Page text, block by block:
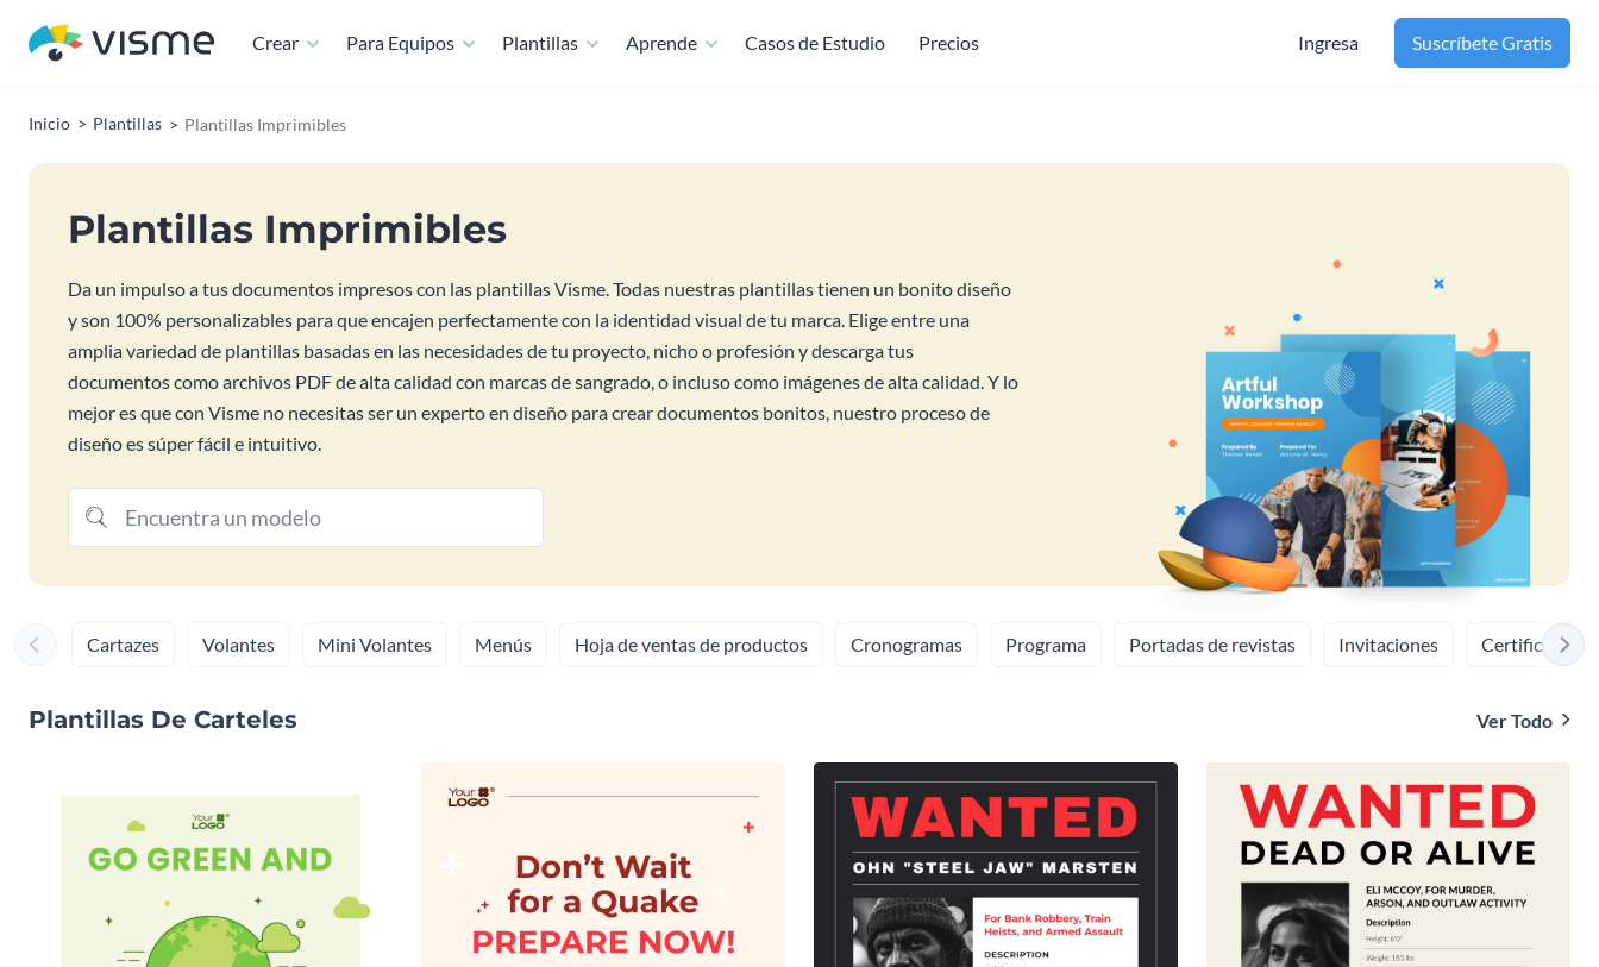
Crear Para Equipos Plantillas Aprende Casos de Estudio Precios Ingresa Suscríbete Gratis
Inicio Plantillas Plantillas Imprimibles
Plantillas Imprimibles
Da un impulso a tus documentos impresos con las plantillas Visme. Todas nuestras plantillas tienen un bonito diseño
y son 100% personalizables para que encajen perfectamente con la identidad visual de tu marca. Elige entre una
amplia variedad de plantillas basadas en las necesidades de tu proyecto, nicho o profesión y descarga tus
documentos como archivos PDF de alta calidad con marcas de sangrado, o incluso como imágenes de alta calidad. Y lo
mejor es que con Visme no necesitas ser un experto en diseño para crear documentos bonitos, nuestro proceso de
diseño es súper fácil e intuitivo.
Cartazes Volantes Mini Volantes Menús Hoja de ventas de productos Cronogramas Programa Portadas de revistas Invitaciones Certificados
Plantillas De Carteles Ver Todo